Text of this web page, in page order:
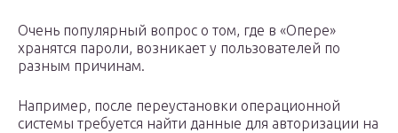
Очень популярный вопрос о том, где в «Опере»
хранятся пароли, возникает у пользователей по
разным причинам.
Например, после переустановки операционной
системы требуется найти данные для авторизации на